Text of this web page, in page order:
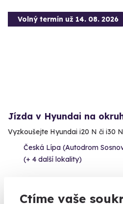
Ctíme vaše
Volný termín už 14. 08. 2026
Jízda v Hyundai na
Vyzkoušejte Hyundai i20 N či i30
Česká Lípa (Autodrom
(+ 4 další lokality)